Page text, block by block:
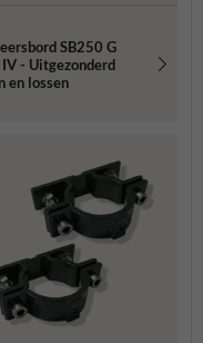
SB250 G
- Uitgezonderd
en lossen